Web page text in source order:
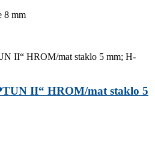
8 mm
II“ HROM/mat staklo 5